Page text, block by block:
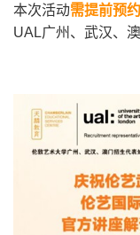
本次活动需提前预约
UAL广州、武汉、